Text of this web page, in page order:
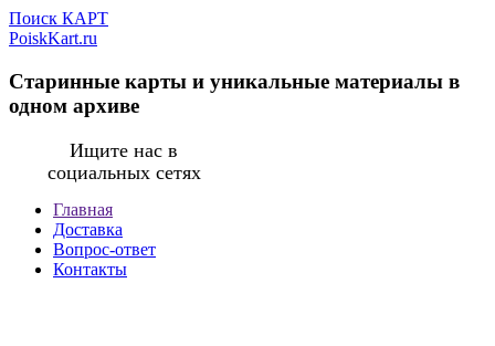
Поиск КАРТ
PoiskKart.ru
Старинные карты и уникальные материалы в
одном архиве
Ищите нас в
социальных сетях
Главная
Доставка
Вопрос-ответ
Контакты